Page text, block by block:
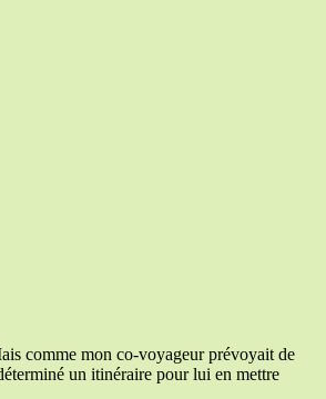
comme mon co-voyageur prévoyait de
un itinéraire pour lui en mettre